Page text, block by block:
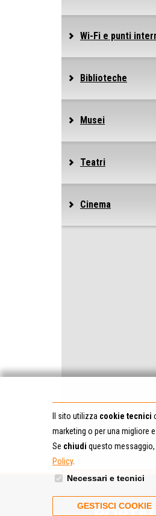
Wi-Fi e punti
Biblioteche
Musei
Teatri
Cinema
Il sito utilizza cookie tecnici
marketing o per una migliore
Se chiudi questo messaggio,
Policy.
Necessari e tecnici
GESTISCI COOKIE